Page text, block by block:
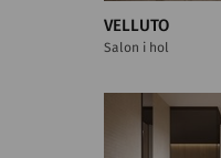
VELLUTO
Salon i hol